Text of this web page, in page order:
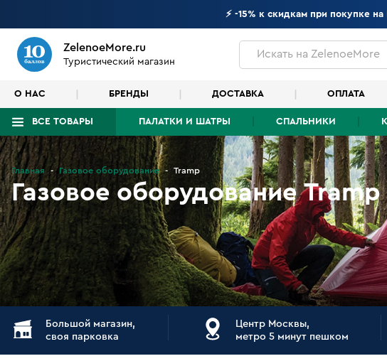
⚡ -15% к скидкам при покупке
ZelenoeMore.ru
Туристический магазин
Искатьна ZelenoeMore
О НАС БРЕНДЫ ДОСТАВКА ОПЛАТА
ВСЕ ТОВАРЫ ПАЛАТКИ И ШАТРЫ СПАЛЬНИКИ
Что будем искать?
Главная
Газовое оборудование Tramp
Газовое оборудование Tramp
Большой магазин,
своя парковка
Центр Москвы,
метро 5 минут пешком